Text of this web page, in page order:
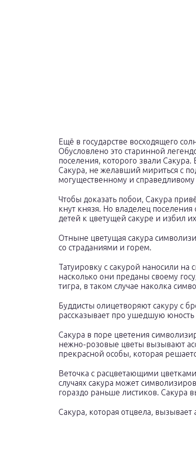
Ещё в государстве восходящего
Обусловлено это старинной
поселения, которого звали
Сакура, не желавший мириться с
могущественному и
Чтобы доказать побои, Сакура
кнут князя. Но владелец
детей к цветущей сакуре и избил
Отныне цветущая сакура
со страданиями и горем.
Татуировку с сакурой наносили на
насколько они преданы своему
тигра, в таком случае наколка
Буддисты олицетворяют сакуру с
рассказывает про ушедшую
Сакура в поре цветения
нежно-розовые цветы вызывают
прекрасной особы, которая
Веточка с расцветающими
случаях сакура может
гораздо раньше листиков. Сакура
Сакура, которая отцвела,